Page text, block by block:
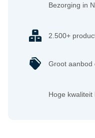
Bezorging in
2.500+
Groot aanbod
Hoge kwaliteit